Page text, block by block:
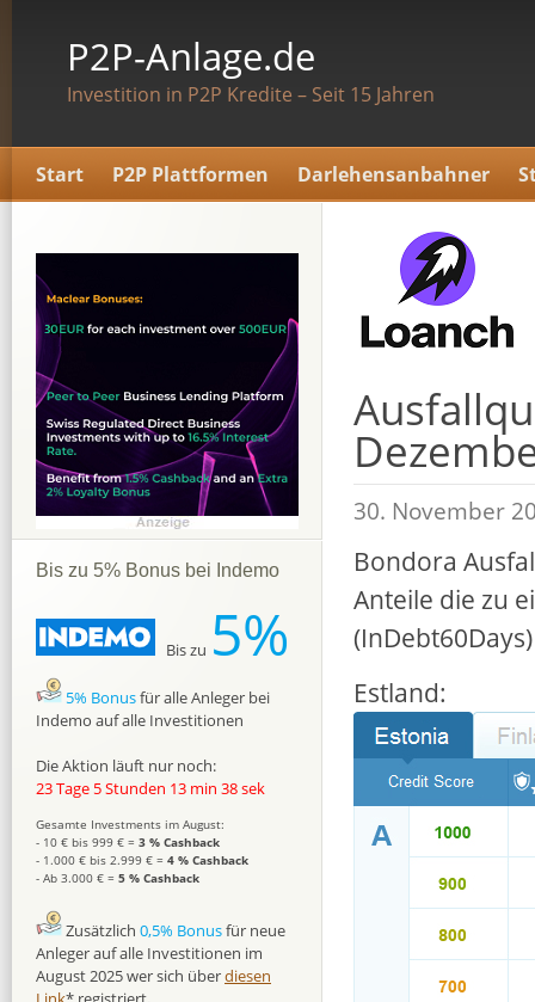
P2P-Anlage.de
Investition in P2P Kredite – Seit 15 Jahren
Start P2P Plattformen Darlehensanbahner
30. November
Bondora
Anteile die zu
(InDebt60Days)
Estland:
Bis zu 5% Bonus bei Indemo
Bis zu 5%
5% Bonusfür alle Anleger bei
Indemo auf alle Investitionen
Die Aktion läuft nur noch:
23 Tage 5 Stunden 13 min 37 sek
Gesamte Investments im August:
- 10 € bis 999 € = 3 % Cashback
- 1.000 € bis 2.999 € = 4 % Cashback
- Ab 3.000 € = 5 % Cashback
Zusätzlich 0,5% Bonusfür neue
Anleger auf alle Investitionen im
August 2025 wer sich überdiesen